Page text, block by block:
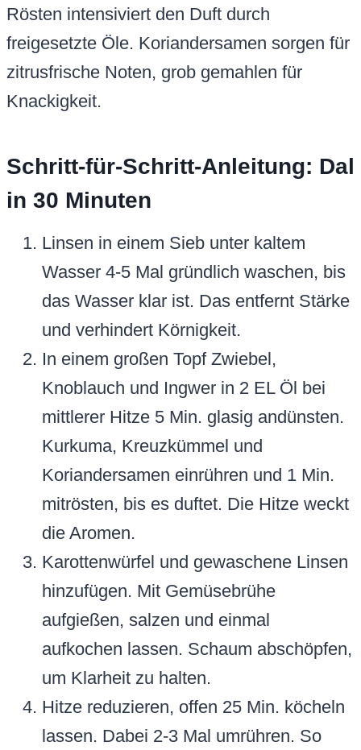
Rösten intensiviert den Duft durch
freigesetzte Öle. Koriandersamen sorgen für
zitrusfrische Noten, grob gemahlen für
Knackigkeit.
Schritt-für-Schritt-Anleitung: Dal
in 30 Minuten
Linsen in einem Sieb unter kaltem
Wasser 4-5 Mal gründlich waschen, bis
das Wasser klar ist. Das entfernt Stärke
und verhindert Körnigkeit.
In einem großen Topf Zwiebel,
Knoblauch und Ingwer in 2 EL Öl bei
mittlerer Hitze 5 Min. glasig andünsten.
Kurkuma, Kreuzkümmel und
Koriandersamen einrühren und 1 Min.
mitrösten, bis es duftet. Die Hitze weckt
die Aromen.
Karottenwürfel und gewaschene Linsen
hinzufügen. Mit Gemüsebrühe
aufgießen, salzen und einmal
aufkochen lassen. Schaum abschöpfen,
um Klarheit zu halten.
Hitze reduzieren, offen 25 Min. köcheln
lassen. Dabei 2-3 Mal umrühren. So